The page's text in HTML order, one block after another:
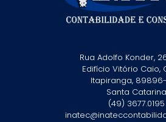
Rua Adolfo Konder,
Edifício Vitório Caio,
Itapiranga,
Santa Catarina
(49) 3677.0195